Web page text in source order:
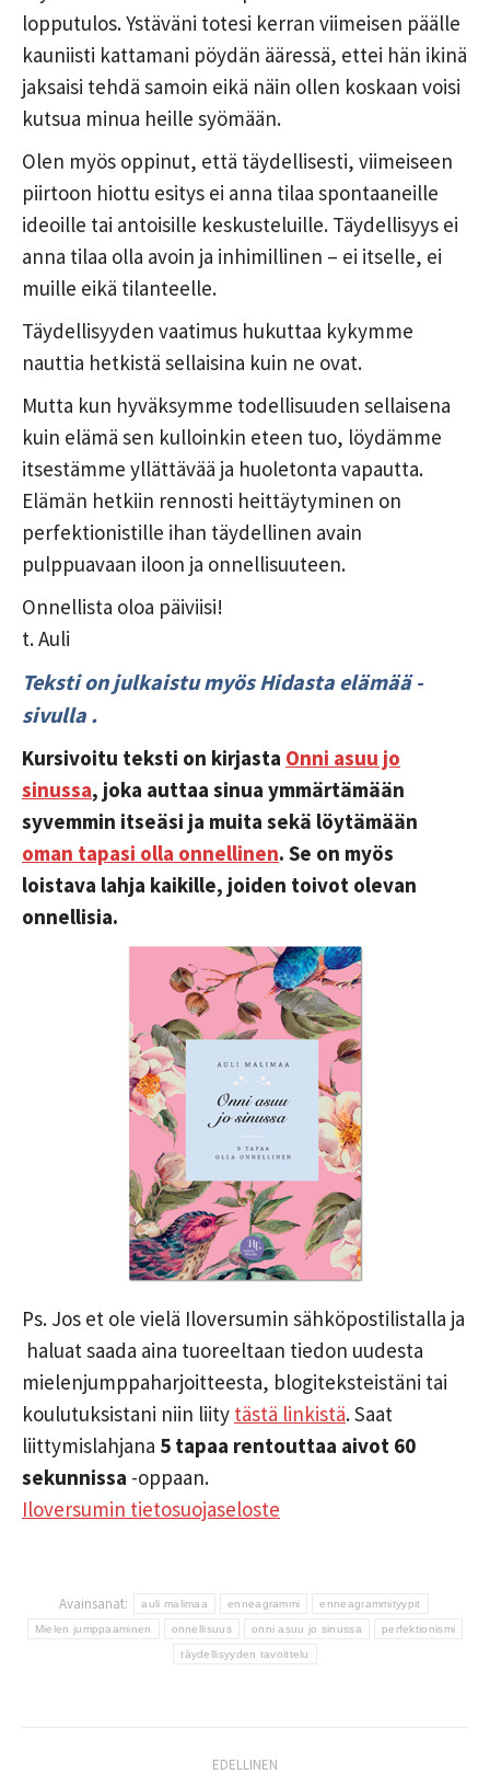
lopputulos. Ystäväni totesi kerran viimeisen päälle
kauniisti kattamani pöydän ääressä, ettei hän ikinä
jaksaisi tehdä samoin eikä näin ollen koskaan voisi
kutsua minua heille syömään.
Olen myös oppinut, että täydellisesti, viimeiseen
piirtoon hiottu esitys ei anna tilaa spontaaneille
ideoille tai antoisille keskusteluille. Täydellisyys ei
anna tilaa olla avoin ja inhimillinen – ei itselle, ei
muille eikä tilanteelle.
Täydellisyyden vaatimus hukuttaa kykymme
nauttia hetkistä sellaisina kuin ne ovat.
Mutta kun hyväksymme todellisuuden sellaisena
kuin elämä sen kulloinkin eteen tuo, löydämme
itsestämme yllättävää ja huoletonta vapautta.
Elämän hetkiin rennosti heittäytyminen on
perfektionistille ihan täydellinen avain
pulppuavaan iloon ja onnellisuuteen.
Onnellista oloa päiviisi!
t. Auli
Teksti on julkaistu myösHidasta elämää -
sivulla .
Kursivoitu teksti on kirjasta Onni asuu jo
sinussa, joka auttaa sinua ymmärtämään
syvemmin itseäsi ja muita sekä löytämään
oman tapasi olla onnellinen. Se on myös
loistava lahja kaikille, joiden toivot olevan
onnellisia.
Ps. Jos et ole vielä Iloversumin sähköpostilistalla ja
haluat saada aina tuoreeltaan tiedon uudesta
mielenjumppaharjoitteesta, blogiteksteistäni tai
koulutuksistani niin liity tästä linkistä. Saat
liittymislahjana 5 tapaa rentouttaa aivot 60
sekunnissa -oppaan.
Iloversumin tietosuojaseloste
Avainsanat: auli malimaa enneagrammi enneagrammityypit
Mielen jumppaaminen onnellisuus onni asuu jo sinussa perfektionismi
täydellisyyden tavoittelu
EDELLINEN